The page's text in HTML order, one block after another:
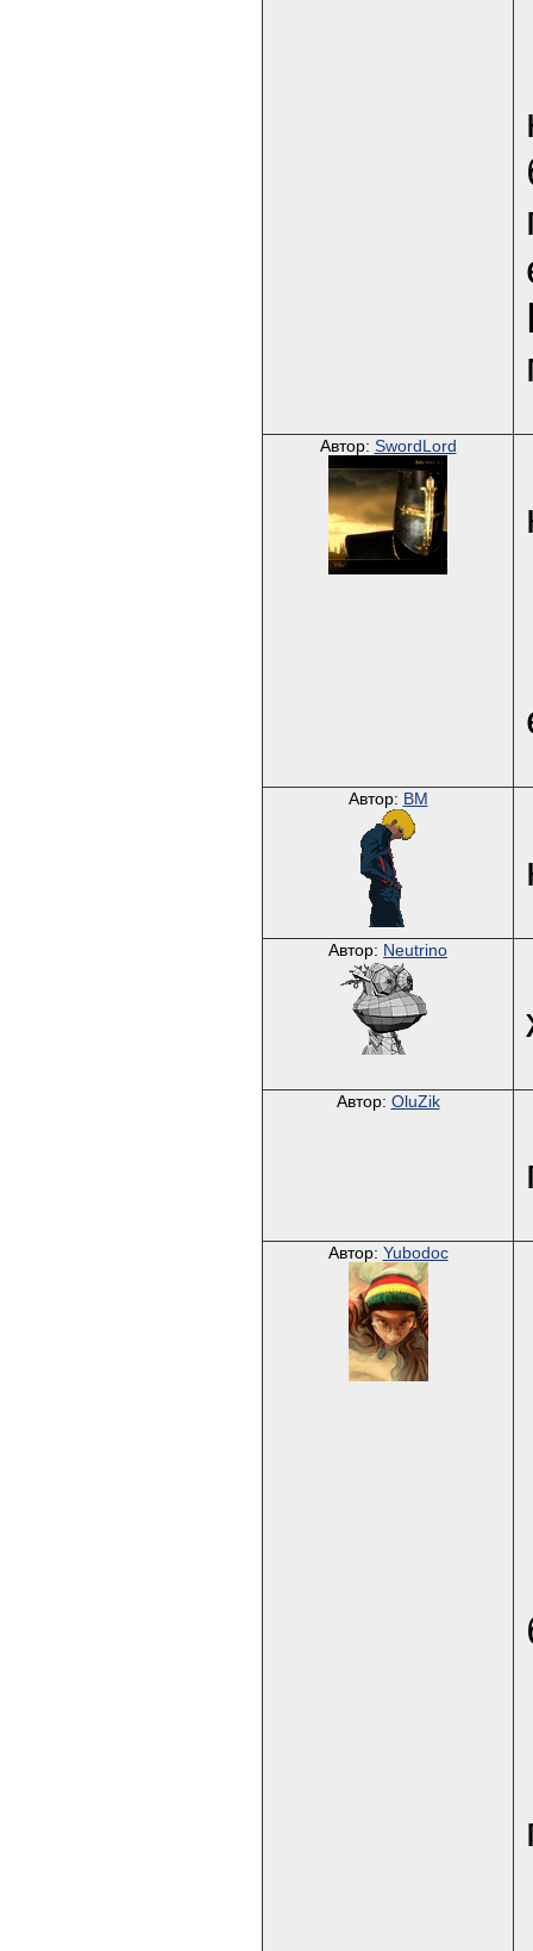
Автор: SwordLord
Автор: BM
Автор: Neutrino
Автор: OluZik
Автор: Yubodoc